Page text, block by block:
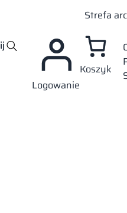
Strefa
Logowanie
Koszyk